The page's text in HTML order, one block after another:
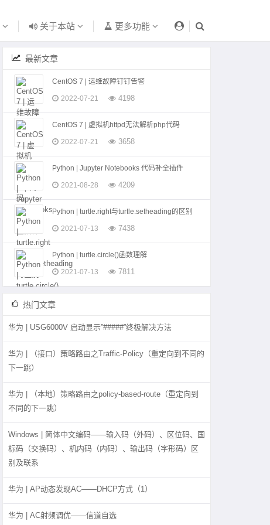
关于本站 更多功能
最新文章
CentOS 7 | 运维故障钉钉告警
2022-07-21 4198
CentOS 7 | 虚拟机httpd无法解析php代码
2022-07-21 3658
Python | Jupyter Notebooks 代码补全插件
2021-08-28 4209
Python | turtle.right与turtle.setheading的区别
2021-07-13 7438
Python | turtle.circle()函数理解
2021-07-13 7811
热门文章
华为 | USG6000V 启动显示”#####”终极解决方法
华为 | （接口）策略路由之Traffic-Policy（重定向到不同的
下一跳）
华为 | （本地）策略路由之policy-based-route（重定向到
不同的下一跳）
Windows | 简体中文编码——输入码（外码）、区位码、国
标码（交换码）、机内码（内码）、输出码（字形码）区
别及联系
华为 | AP动态发现AC——DHCP方式（1）
华为 | AC射频调优——信道自选